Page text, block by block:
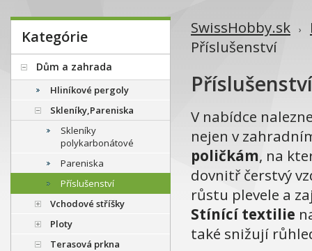
SwissHobby.sk ›
Příslušenství
Příslušenství
V nabídce
nejen v
poličkám, na
dovnitř čerstvý
růstu plevele a
Stínící textilie
také snižují
Kategórie
Dům a zahrada
Hliníkové pergoly
Skleníky,Pareniska
Skleníky
polykarbonátové
Pareniska
Příslušenství
Vchodové stříšky
Ploty
Terasová prkna